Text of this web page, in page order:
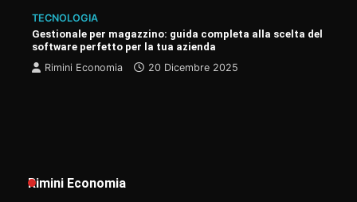
TECNOLOGIA
Gestionale per magazzino: guida completa alla scelta del
software perfetto per la tua azienda
Rimini Economia
20 Dicembre 2025
Rimini Economia